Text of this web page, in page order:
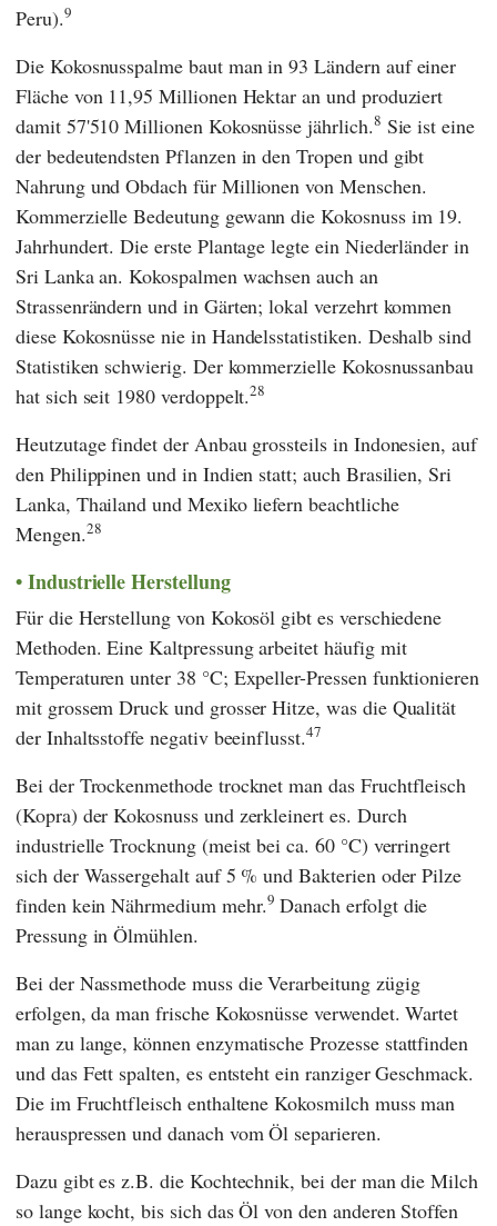
Peru).9
Die Kokosnusspalme baut man in 93 Ländern auf einer
Fläche von 11,95 Millionen Hektar an und produziert
damit 57'510 Millionen Kokosnüsse jährlich.8 Sie ist eine
der bedeutendsten Pflanzen in den Tropen und gibt
Nahrung und Obdach für Millionen von Menschen.
Kommerzielle Bedeutung gewann die Kokosnuss im 19.
Jahrhundert. Die erste Plantage legte ein Niederländer in
Sri Lanka an. Kokospalmen wachsen auch an
Strassenrändern und in Gärten; lokal verzehrt kommen
diese Kokosnüsse nie in Handelsstatistiken. Deshalb sind
Statistiken schwierig. Der kommerzielle Kokosnussanbau
hat sich seit 1980 verdoppelt.28
Heutzutage findet der Anbau grossteils in Indonesien, auf
den Philippinen und in Indien statt; auch Brasilien, Sri
Lanka, Thailand und Mexiko liefern beachtliche
Mengen.28
Industrielle Herstellung
Für die Herstellung von Kokosöl gibt es verschiedene
Methoden. Eine Kaltpressung arbeitet häufig mit
Temperaturen unter 38 °C; Expeller-Pressen funktionieren
mit grossem Druck und grosser Hitze, was die Qualität
der Inhaltsstoffe negativ beeinflusst.47
Bei der Trockenmethode trocknet man das Fruchtfleisch
(Kopra) der Kokosnuss und zerkleinert es. Durch
industrielle Trocknung (meist bei ca. 60 °C) verringert
sich der Wassergehalt auf 5 % und Bakterien oder Pilze
finden kein Nährmedium mehr.9 Danach erfolgt die
Pressung in Ölmühlen.
Bei der Nassmethode muss die Verarbeitung zügig
erfolgen, da man frische Kokosnüsse verwendet. Wartet
man zu lange, können enzymatische Prozesse stattfinden
und das Fett spalten, es entsteht ein ranziger Geschmack.
Die im Fruchtfleisch enthaltene Kokosmilch muss man
herauspressen und danach vom Öl separieren.
Dazu gibt es z.B. die Kochtechnik, bei der man die Milch
so lange kocht, bis sich das Öl von den anderen Stoffen